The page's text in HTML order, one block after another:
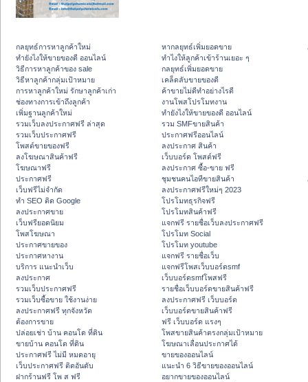
กลยุทธ์การหาลูกค้าใหม่
ทํายังไงให้ขายของดี ออนไลน์
วิธีการหาลูกค้าของ sale
วิธีหาลูกค้ากลุ่มเป้าหมาย
การหาลูกค้าใหม่ รักษาลูกค้าเก่า
ช่องทางการเข้าถึงลูกค้า
เพิ่มฐานลูกค้าใหม่
รวมเว็บลงประกาศฟรี ล่าสุด
รวมเว็บประกาศฟรี
โพสต์ขายของฟรี
ลงโฆษณาสินค้าฟรี
โฆษณาฟรี
ประกาศฟรี
เว็บฟรีไม่จำกัด
ทำ SEO ติด Google
ลงประกาศขาย
เว็บฟรียอดนิยม
โพสโฆษณา
ประกาศขายของ
ประกาศหางาน
บริการ แนะนำเว็บ
ลงประกาศ
รวมเว็บประกาศฟรี
รวมเว็บซื้อขาย ใช้งานง่าย
ลงประกาศฟรี ทุกจังหวัด
ต้องการขาย
ปล่อยเช่า บ้าน คอนโด ที่ดิน
ขายบ้าน คอนโด ที่ดิน
ประกาศฟรี ไม่มี หมดอายุ
เว็บประกาศฟรี ติดอันดับ
ฝากร้านฟรี โพ ส ฟรี
หากลยุทธ์เพิ่มยอดขาย
ทําไงให้ลูกค้าเข้าร้านเยอะ ๆ
กลยุทธ์เพิ่มยอดขาย
เคล็ดลับขายของดี
ค้าขายไม่ดีทำอย่างไรดี
งานโพสโปรโมทงาน
ทํายังไงให้ขายของดี ออนไลน์
รวม SMFขายสินค้า
ประกาศฟรีออนไลน์
ลงประกาศ สินค้า
เว็บบอร์ด โพสต์ฟรี
ลงประกาศ ซื้อ-ขาย ฟรี
ชุมชนคนไอทีขายสินค้า
ลงประกาศฟรีใหม่ๆ 2023
โปรโมทธุรกิจฟรี
โปรโมทสินค้าฟรี
แจกฟรี รายชื่อเว็บลงประกาศฟรี
โปรโมท Social
โปรโมท youtube
แจกฟรี รายชื่อเว็บ
แจกฟรีโพสเว็บบอร์ดsmf
เว็บบอร์ดsmfโพสฟรี
รายชื่อเว็บบอร์ดขายสินค้าฟรี
ลงประกาศฟรี เว็บบอร์ด
เว็บบอร์ดขายสินค้าฟรี
ฟรี เว็บบอร์ด แรงๆ
โพสขายสินค้าตรงกลุ่มเป้าหมาย
โฆษณาเลื่อนประกาศได้
ขายของออนไลน์
แนะนำ 6 วิธีขายของออนไลน์
อยากขายของออนไลน์